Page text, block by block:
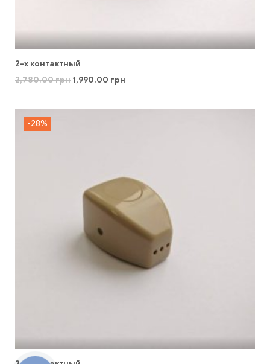
2-х контактный
2,780.00грн1,990.00 грн
-28%